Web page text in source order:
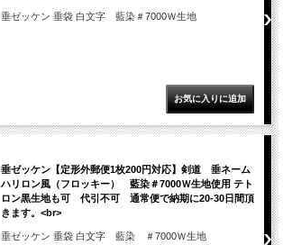
垂ゼッケン 垂袋 白文字 藍染＃7000Ｗ生地
垂ゼッケン【定形外郵便1枚200円対応】剣道 垂ネーム
ハリロン風（フロッキー） 藍染＃7000Ｗ生地使用 テト
ロン黒生地も可 代引不可 通常便で納期に20-30日間頂
きます。<br>
垂ゼッケン 垂袋 白文字 藍染 ＃7000Ｗ生地